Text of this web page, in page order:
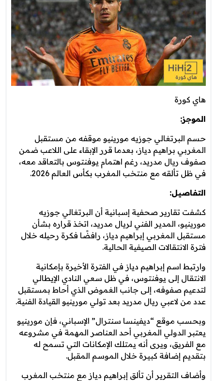
هاي كورة
الموجز:
حسم البرتغالي جوزيه مورينيو موقفه من مستقبل
المغربي براهيم دياز، بعدما قرر الإبقاء على اللاعب ضمن
صفوف ريال مدريد، رغم اهتمام يوفنتوس بالتعاقد معه،
في ظل تألقه مع منتخب المغرب بكأس العالم 2026.
التفاصيل:
كشفت تقارير صحفية إسبانية أن البرتغالي جوزيه
مورينيو، المدير الفني لريال مدريد، اتخذ قراره بشأن
مستقبل المغربي إبراهيم دياز، رافضًا فكرة رحيله خلال
فترة الانتقالات الصيفية الحالية.
وارتبط اسم إبراهيم دياز في الفترة الأخيرة بإمكانية
الانتقال إلى يوفنتوس، في ظل سعي النادي الإيطالي
لتدعيم صفوفه، إلى جانب الغموض الذي أحاط بمستقبل
عدد من لاعبي ريال مدريد بعد تولي مورينيو القيادة الفنية.
وبحسب موقع “ديفينسا سنترال” الإسباني، فإن مورينيو
يعتبر الدولي المغربي أحد العناصر المهمة في مشروعه
مع الفريق، ويرى أنه يمتلك الإمكانات التي تسمح له
بتقديم إضافة كبيرة خلال الموسم المقبل.
وأضاف التقرير أن تألق إبراهيم دياز مع منتخب المغرب